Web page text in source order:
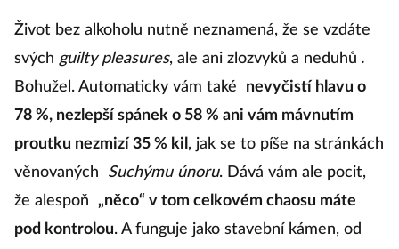
Život bez alkoholu nutně neznamená, že se vzdáte
svých guilty pleasures, ale ani zlozvyků a neduhů .
Bohužel. Automaticky vám také
nevyčistí hlavu o
78 %, nezlepší spánek o 58 % ani vám mávnutím
proutku nezmizí 35 % kil , jak se to píše na stránkách
věnovaných
Suchýmu únoru. Dává vám ale pocit,
že alespoň
„něco“ v tom celkovém chaosu máte
pod kontrolou. A funguje jako stavební kámen, od